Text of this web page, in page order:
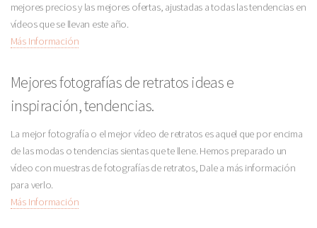
mejores precios y las mejores ofertas, ajustadas a todas las tendencias en
vídeos que se llevan este año.
Más Información
Mejores fotografías de retratos ideas e
inspiración, tendencias.
La mejor fotografía o el mejor vídeo de retratos es aquel que por encima
de las modas o tendencias sientas que te llene. Hemos preparado un
vídeo con muestras de fotografías de retratos, Dale a más información
para verlo.
Más Información